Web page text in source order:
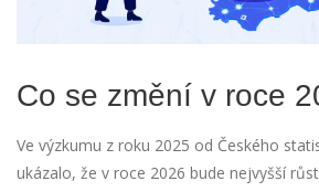
Co se změní v roce
Ve výzkumu z roku 2025 od Českého
ukázalo, že v roce 2026 bude nejvyšší